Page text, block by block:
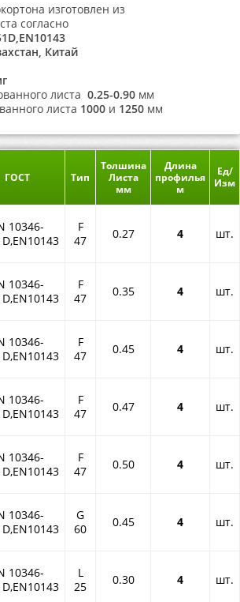
изготовлен из
согласно
Китай
листа 0.25-0.90 мм
листа 1000 и 1250 мм
ГОСТ Тип
Толшина
Листа
мм
Длина
профилья
м
Ед/
Изм
10346-
F
47
0.27 4 шт.
10346-
F
47
0.35 4 шт.
10346-
F
47
0.45 4 шт.
10346-
F
47
0.47 4 шт.
10346-
F
47
0.50 4 шт.
10346-
G
60
0.45 4 шт.
10346-
L
25
0.30 4 шт.